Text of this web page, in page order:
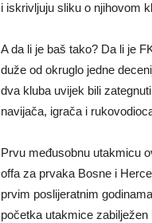
i iskrivljuju sliku o njihovom
A da li je baš tako? Da li je
duže od okruglo jedne
dva kluba uvijek bili
navijača, igrača i
Prvu međusobnu utakmicu
offa za prvaka Bosne i
prvim poslijeratnim
početka utakmice